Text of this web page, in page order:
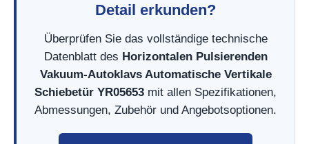
Detail erkunden?
Überprüfen Sie das vollständige technische
Datenblatt des Horizontalen Pulsierenden
Vakuum-Autoklavs Automatische Vertikale
Schiebetür YR05653 mit allen Spezifikationen,
Abmessungen, Zubehör und Angebotsoptionen.